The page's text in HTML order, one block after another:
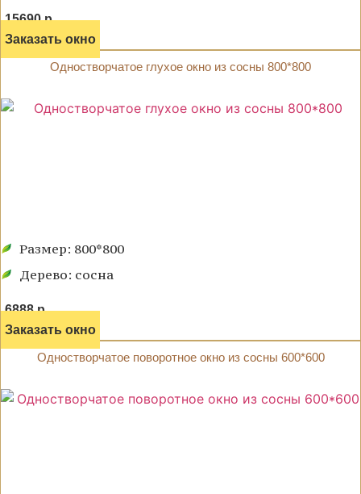
15690 р.
Заказать окно
Одностворчатое глухое окно из сосны 800*800
Размер: 800*800
Дерево: сосна
6888 р.
Заказать окно
Одностворчатое поворотное окно из сосны 600*600